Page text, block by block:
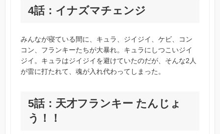
4話：イナズマチェンジ
みんなが寝ている間に、キュラ、ジイジイ、ケビ、コン
コン、フランキーたちが大暴れ。キュラにしつこいジイ
ジイ。キュラはジイジイを避けていたのだが、そんな2人
が雷に打たれて、魂が入れ代わってしまった。
5話：天才フランキー たんじょ
う！！